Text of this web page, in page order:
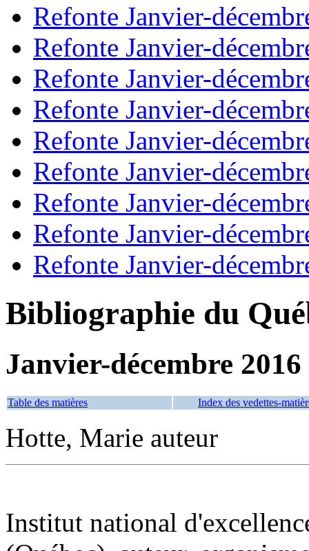
Refonte Janvier-
Refonte Janvier-
Refonte Janvier-
Refonte Janvier-
Refonte Janvier-
Refonte Janvier-
Refonte Janvier-
Refonte Janvier-
Refonte Janvier-
Bibliographie du
Janvier-décembre 2016
Table des matières Index des vedettes-
Hotte, Marie auteur
Institut national